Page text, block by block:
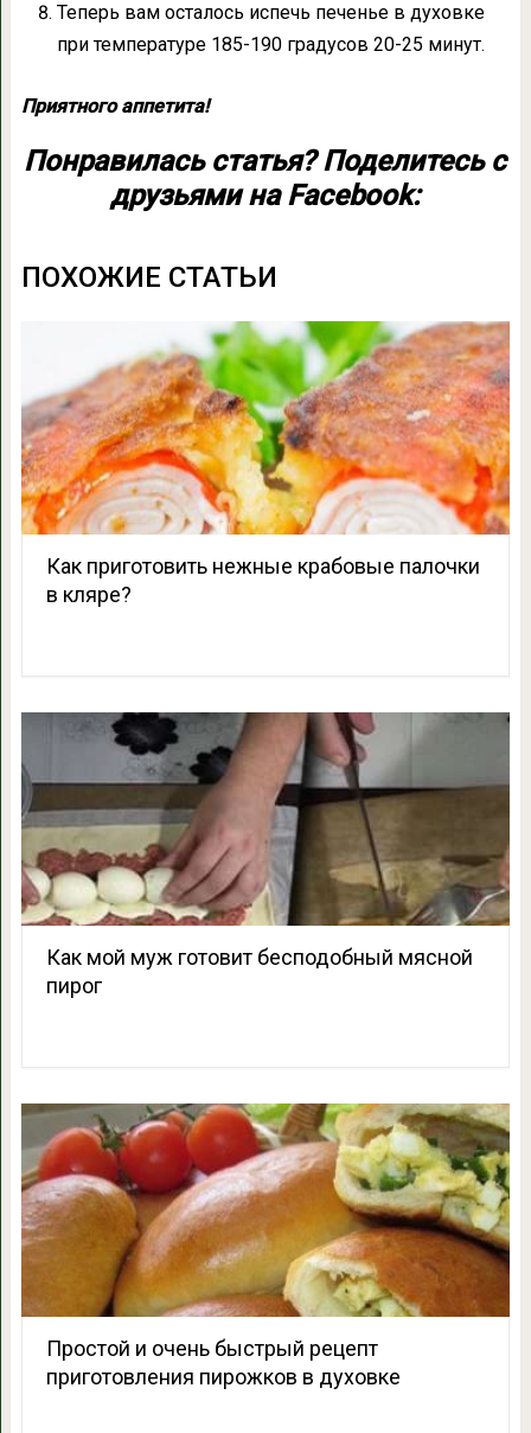
Теперь вам осталось испечь печенье в духовке
при температуре 185-190 градусов 20-25 минут.
Приятного аппетита!
Понравилась статья? Поделитесь с
друзьями на Facebook:
ПОХОЖИЕ СТАТЬИ
Как приготовить нежные крабовые палочки
в кляре?
Как мой муж готовит бесподобный мясной
пирог
Простой и очень быстрый рецепт
приготовления пирожков в духовке